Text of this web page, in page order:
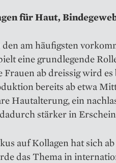
für Haut,
am häufigsten
eine grundlegende
Frauen ab dreissig wird
bereits ab etwa
Hautalterung, ein
stärker in
auf Kollagen hat sich
das Thema in